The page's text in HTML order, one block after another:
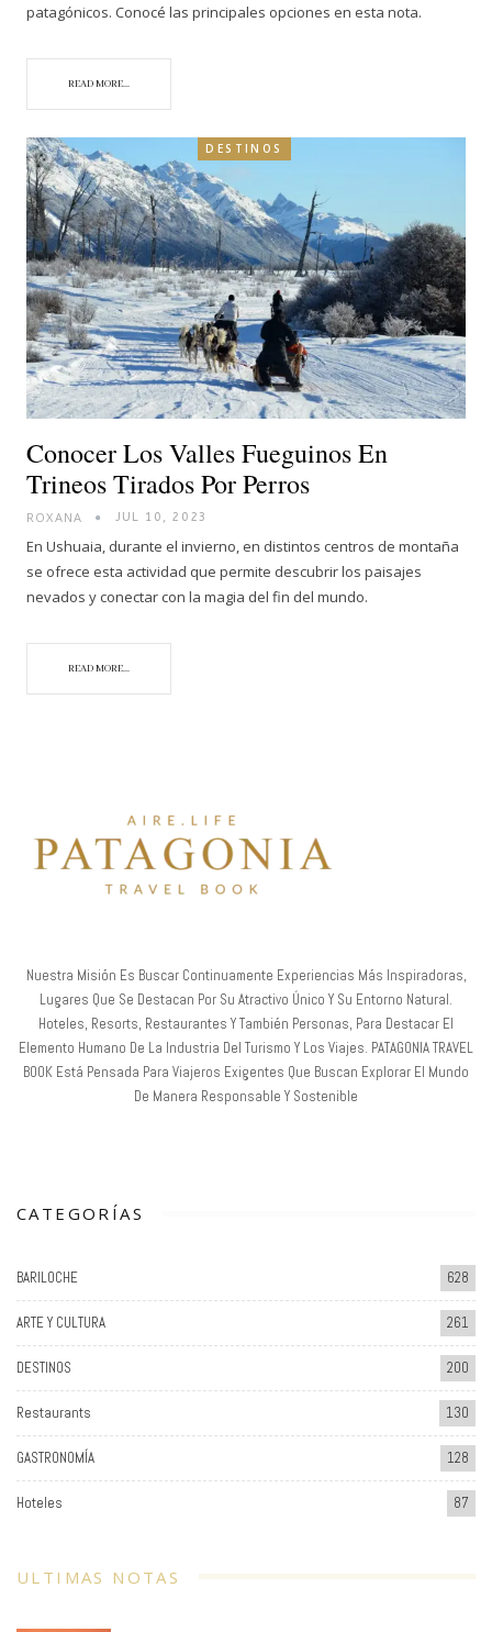
patagónicos. Conocé las principales opciones en esta nota.
READ MORE...
DESTINOS
Conocer Los Valles Fueguinos En
Trineos Tirados Por Perros
ROXANA JUL 10, 2023
En Ushuaia, durante el invierno, en distintos centros de montaña
se ofrece esta actividad que permite descubrir los paisajes
nevados y conectar con la magia del fin del mundo.
READ MORE...
Nuestra Misión Es Buscar Continuamente Experiencias Más Inspiradoras,
Lugares Que Se Destacan Por Su Atractivo Único Y Su Entorno Natural.
Hoteles, Resorts, Restaurantes Y También Personas, Para Destacar El
Elemento Humano De La Industria Del Turismo Y Los Viajes. PATAGONIA TRAVEL
BOOK Está Pensada Para Viajeros Exigentes Que Buscan Explorar El Mundo
De Manera Responsable Y Sostenible
CATEGORÍAS
BARILOCHE 628
ARTE Y CULTURA 261
DESTINOS 200
Restaurants 130
GASTRONOMÍA 128
Hoteles 87
ULTIMAS NOTAS